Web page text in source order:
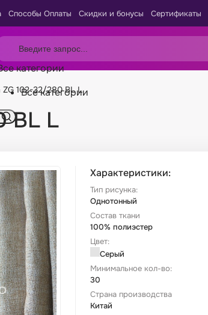
Способы Оплаты Скидки и бонусы Сертификаты
категории
Все категории
ZG 102-32/280 BL L
BL L
Характеристики:
Тип рисунка:
Однотонный
Состав ткани
100% полиэстер
Цвет:
Серый
Минимальное кол-во:
30
Страна производства
Китай